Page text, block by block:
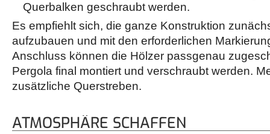
Querbalken geschraubt werden.
Es empfiehlt sich, die ganze Konstruktion
aufzubauen und mit den erforderlichen
Anschluss können die Hölzer passgenau
Pergola final montiert und verschraubt werden.
zusätzliche Querstreben.
ATMOSPHÄRE SCHAFFEN